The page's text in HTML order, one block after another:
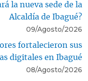
la nueva sede de la
Alcaldía de Ibagué?
09/Agosto/2026
fortalecieron sus
digitales en Ibagué
08/Agosto/2026